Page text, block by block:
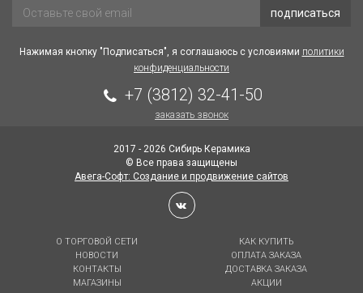
подписаться
Нажимая кнопку "Подписаться", я соглашаюсь с условиями политики
конфиденциальности
+7 (3812) 32-41-50
заказать звонок
2017 - 2026 Сибирь Керамика
© Все права защищены
Авега-Софт: Создание и продвижение сайтов
О ТОРГОВОЙ СЕТИ
НОВОСТИ
КОНТАКТЫ
МАГАЗИНЫ
КАК КУПИТЬ
ОПЛАТА ЗАКАЗА
ДОСТАВКА ЗАКАЗА
АКЦИИ